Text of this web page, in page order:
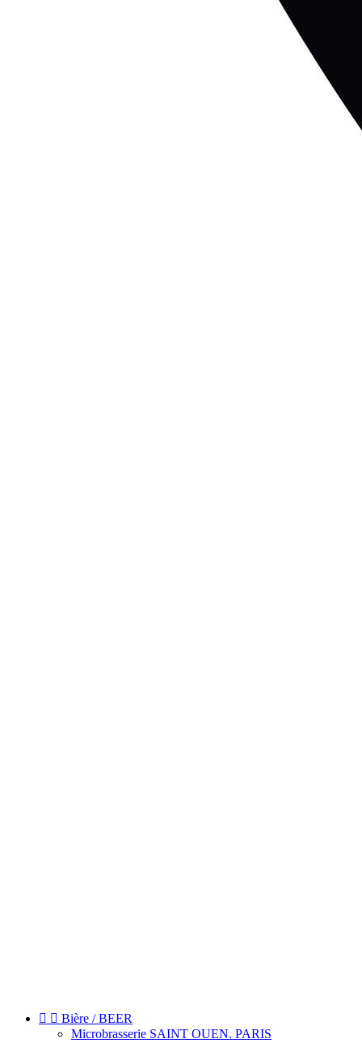
  Bière / BEER
Microbrasserie SAINT OUEN. PARIS